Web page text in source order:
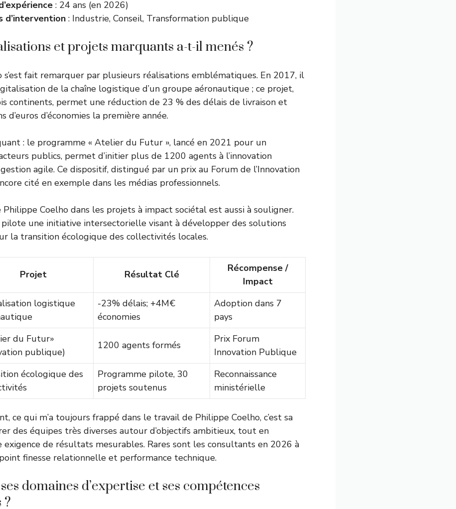
: 24 ans (en 2026)
d’intervention : Industrie, Conseil, Transformation publique
et projets marquants a-t-il menés ?
s’est fait remarquer par plusieurs réalisations emblématiques. En 2017, il
de la chaîne logistique d’un groupe aéronautique ; ce projet,
continents, permet une réduction de 23 % des délais de livraison et
d’euros d’économies la première année.
: le programme « Atelier du Futur », lancé en 2021 pour un
publics, permet d’initier plus de 1200 agents à l’innovation
agile. Ce dispositif, distingué par un prix au Forum de l’Innovation
cité en exemple dans les médias professionnels.
Philippe Coelho dans les projets à impact sociétal est aussi à souligner.
une initiative intersectorielle visant à développer des solutions
la transition écologique des collectivités locales.
Projet Résultat Clé
Récompense /
Impact
logistique
-23% délais; +4M€
économies
Adoption dans 7
pays
du Futur»
publique)
1200 agents formés
Prix Forum
Innovation Publique
écologique des
Programme pilote, 30
projets soutenus
Reconnaissance
ministérielle
ce qui m’a toujours frappé dans le travail de Philippe Coelho, c’est sa
des équipes très diverses autour d’objectifs ambitieux, tout en
exigence de résultats mesurables. Rares sont les consultants en 2026 à
finesse relationnelle et performance technique.
domaines d’expertise et ses compétences
?